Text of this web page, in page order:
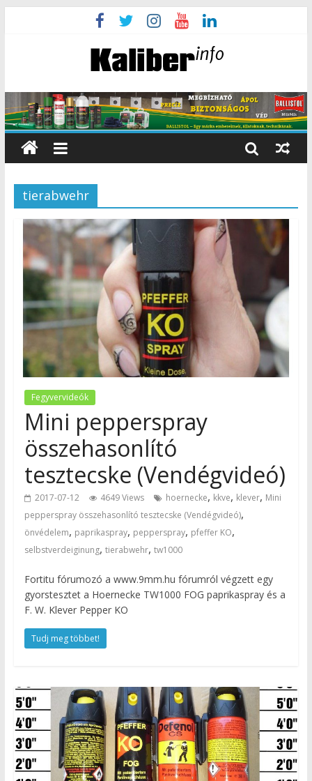
tierabwehr
Fegyvervideók
Mini pepperspray
összehasonlító
tesztecske (Vendégvideó)
2017-07-12 4649 Views hoernecke, kkve, klever, Mini
pepperspray összehasonlító tesztecske (Vendégvideó),
önvédelem, paprikaspray, pepperspray, pfeffer KO,
selbstverdeiginung, tierabwehr, tw1000
Fortitu fórumozó a www.9mm.hu fórumról végzett egy
gyorstesztet a Hoernecke TW1000 FOG paprikaspray és a
F. W. Klever Pepper KO
Tudj meg többet!